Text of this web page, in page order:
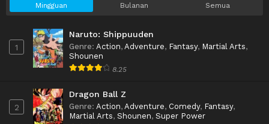
Mingguan Bulanan Semua
1
Naruto: Shippuuden
Genre: Action, Adventure, Fantasy, Martial Arts,
Shounen
8.25
2
Dragon Ball Z
Genre: Action, Adventure, Comedy, Fantasy,
Martial Arts, Shounen, Super Power